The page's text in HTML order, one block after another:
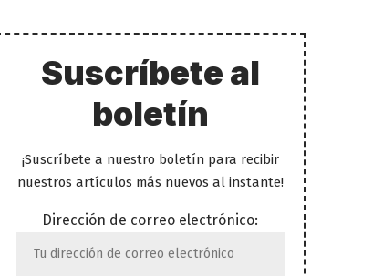
Suscríbete al
boletín
¡Suscríbete a nuestro boletín para recibir
nuestros artículos más nuevos al instante!
Dirección de correo electrónico: